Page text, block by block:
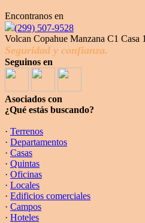
Encontranos en
(299) 507-9528
Volcan Copahue Manzana C1 Casa
Seguridad y confianza.
Seguinos en
Asociados con
¿Qué estás buscando?
· Terrenos
· Departamentos
· Casas
· Quintas
· Oficinas
· Locales
· Edificios comerciales
· Campos
· Hoteles